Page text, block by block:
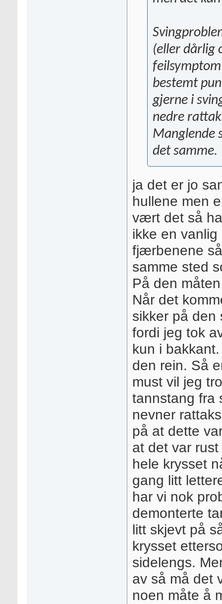
(eller dårlig
bestemt
gjerne i
nedre
Manglende
det samme.
ja det er jo
hullene men
vært det så
ikke en
fjærbenene
samme sted
På den
Når det
sikker på den
fordi jeg tok
kun i
den rein. Så
must vil jeg
tannstang fra
nevner
på at dette
at det var
hele krysset
gang litt
har vi nok
demonterte
litt skjevt på
krysset
sidelengs.
av så må det
noen måte å